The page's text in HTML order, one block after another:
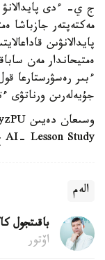
ج ي- ءدى پايدالانۋ
مەكتەپتەر جازباشا
پايدالانۋىن
ەمتيحاندار مەن
ءبىر رەسۋرستارعا
جۇيەلەرىن ورناتۋى
AI- Lesson Study ج ي پلاتفورماسىن ازىرلەگەنىن حابارلادىق.
الەم
باقىتجول
اۆتور